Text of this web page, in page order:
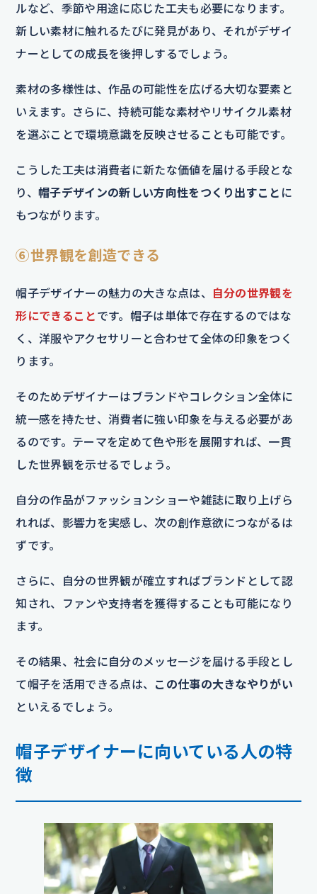
ルなど、季節や用途に応じた工夫も必要になります。
新しい素材に触れるたびに発見があり、それがデザイ
ナーとしての成長を後押しするでしょう。
素材の多様性は、作品の可能性を広げる大切な要素と
いえます。さらに、持続可能な素材やリサイクル素材
を選ぶことで環境意識を反映させることも可能です。
こうした工夫は消費者に新たな価値を届ける手段とな
り、帽子デザインの新しい方向性をつくり出すこと に
もつながります。
⑥世界観を創造できる
帽子デザイナーの魅力の大きな点は、
自分の世界観を
形にできること です。帽子は単体で存在するのではな
く、洋服やアクセサリーと合わせて全体の印象をつく
ります。
そのためデザイナーはブランドやコレクション全体に
統一感を持たせ、消費者に強い印象を与える必要があ
るのです。テーマを定めて色や形を展開すれば、一貫
した世界観を示せるでしょう。
自分の作品がファッションショーや雑誌に取り上げら
れれば、影響力を実感し、次の創作意欲につながるは
ずです。
さらに、自分の世界観が確立すればブランドとして認
知され、ファンや支持者を獲得することも可能になり
ます。
その結果、社会に自分のメッセージを届ける手段とし
て帽子を活用できる点は、 この仕事の大きなやりがい
といえるでしょう。
帽子デザイナーに向いている人の特
徴